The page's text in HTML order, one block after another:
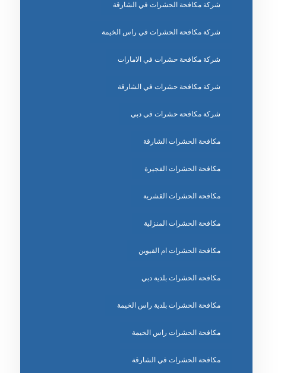
شركة مكافحة الحشرات في الشارقة
شركة مكافحة الحشرات في راس الخيمة
شركة مكافحة حشرات في الامارات
شركة مكافحة حشرات في الشارقة
شركة مكافحة حشرات في دبي
مكافحة الحشرات الشارقة
مكافحة الحشرات الفجيرة
مكافحة الحشرات القشرية
مكافحة الحشرات المنزلية
مكافحة الحشرات ام القيوين
مكافحة الحشرات بلدية دبي
مكافحة الحشرات بلدية راس الخيمة
مكافحة الحشرات راس الخيمة
مكافحة الحشرات في الشارقة